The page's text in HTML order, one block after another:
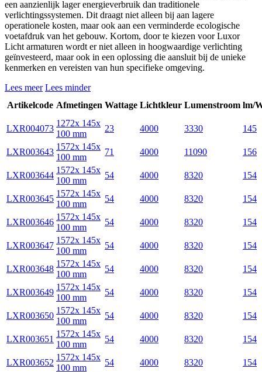
een aanzienlijk lager energieverbruik dan traditionele
verlichtingssystemen. Dit draagt niet alleen bij aan lagere
operationele kosten, maar ook aan een verminderde ecologische
voetafdruk van het gebouw. Kortom, door te kiezen voor Luxor
Licht armaturen wordt er niet alleen in hoogwaardige verlichting
geïnvesteerd, maar ook in een oplossing die aansluit bij de unieke
kenmerken en vereisten van hun specifieke omgeving.
Lees meer Lees minder
Artikelcode Afmetingen Wattage Lichtkleur Lumenstroom lm/
LXR004073
1272x 145x
100 mm
23 4000 3330 145
LXR003643
1572x 145x
100 mm
71 4000 11090 156
LXR003644
1572x 145x
100 mm
54 4000 8320 154
LXR003645
1572x 145x
100 mm
54 4000 8320 154
LXR003646
1572x 145x
100 mm
54 4000 8320 154
LXR003647
1572x 145x
100 mm
54 4000 8320 154
LXR003648
1572x 145x
100 mm
54 4000 8320 154
LXR003649
1572x 145x
100 mm
54 4000 8320 154
LXR003650
1572x 145x
100 mm
54 4000 8320 154
LXR003651
1572x 145x
100 mm
54 4000 8320 154
LXR003652
1572x 145x
100 mm
54 4000 8320 154